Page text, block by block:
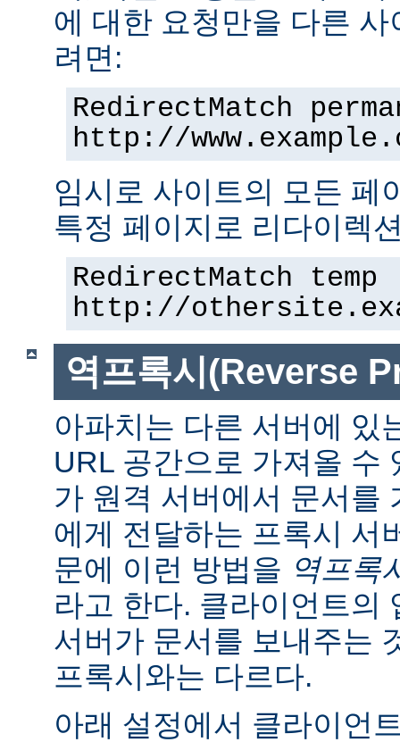
에 대한 요청만을 다른
려면:
RedirectMatch
http://
임시로 사이트의 모든 페
특정 페이지로 리다이렉
RedirectMatch
http://
역프록시(Reverse
아파치는 다른 서버에 있
URL 공간으로 가져올 수
가 원격 서버에서 문서를
에게 전달하는 프록시 서
문에 이런 방법을 역프록
라고 한다. 클라이언트의
서버가 문서를 보내주는
프록시와는 다르다.
아래 설정에서 클라이언